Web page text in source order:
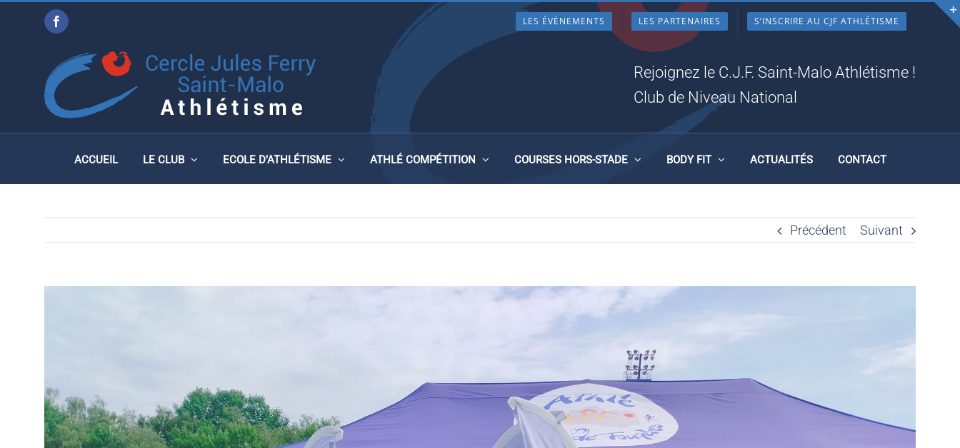
Facebook LES ÉVÈNEMENTS LES PARTENAIRES S’INSCRIRE AU CJF ATHLÉTISME
Rejoignez le C.J.F. Saint-Malo Athlétisme !
Club de Niveau National
ACCUEIL LE CLUB ECOLE D’ATHLÉTISME ATHLÉ COMPÉTITION COURSES HORS-STADE BODY FIT ACTUALITÉS CONTACT
CHAMPIONNATS D’ILLE-ET-VILAINE U14-U16 À
MONTFORT-SUR-MEU LE 30MAI 2026
Précédent Suivant